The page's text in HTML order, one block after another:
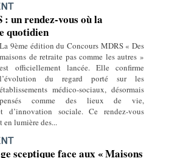
: un rendez-vous où la
quotidien
La 9ème édition du Concours MDRS « Des
maisons de retraite pas comme les autres »
est officiellement lancée. Elle confirme
l’évolution du regard porté sur les
établissements médico-sociaux, désormais
pensés comme des lieux de vie,
d’innovation sociale. Ce rendez-vous
en lumière des...
sceptique face aux « Maisons